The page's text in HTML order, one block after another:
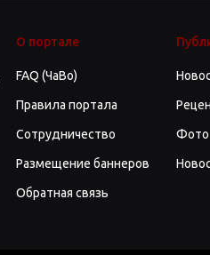
О портале
FAQ (ЧаВо)
Правила портала
Сотрудничество
Размещение баннеров
Обратная связь